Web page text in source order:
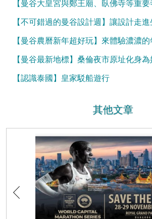
【曼谷農曆新年超好玩】來體驗濃濃的
【認識泰國】皇家駁船遊行
其他文章